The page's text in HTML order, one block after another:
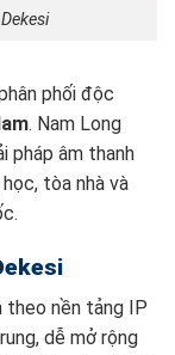
phối độc
. Nam Long
pháp âm thanh
tòa nhà và
theo nền tảng IP
dễ mở rộng